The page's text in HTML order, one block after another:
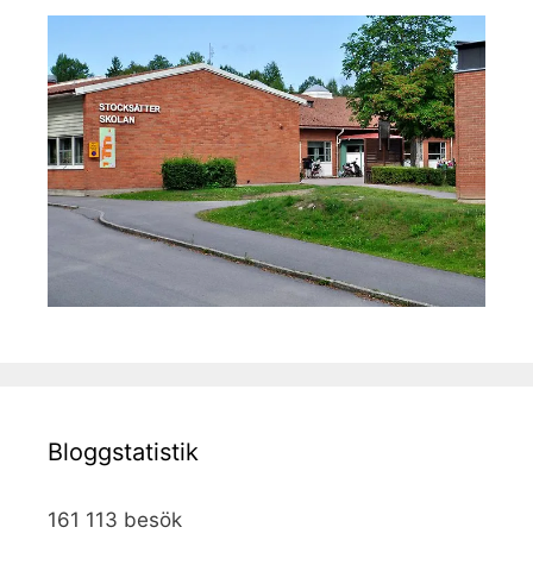
Bloggstatistik
161 113 besök